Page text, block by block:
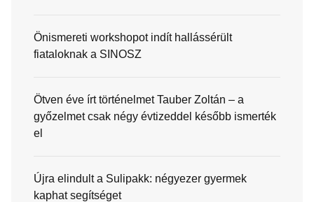
Önismereti workshopot indít hallássérült
fiataloknak a SINOSZ
Ötven éve írt történelmet Tauber Zoltán – a
győzelmet csak négy évtizeddel később ismerték
el
Újra elindult a Sulipakk: négyezer gyermek
kaphat segítséget